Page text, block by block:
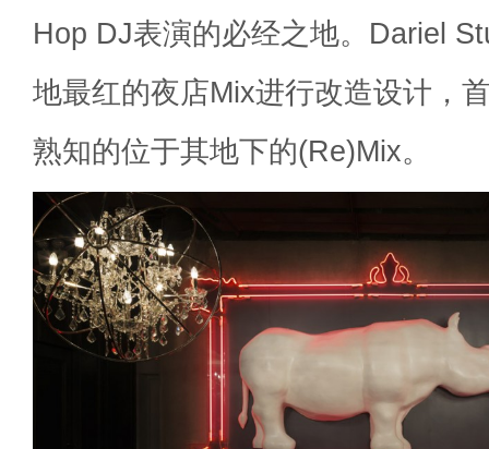
Hop DJ表演的必经之地。 Dariel
地最红的夜店Mix进行改造设计，
熟知的位于其地下的(Re)Mix。